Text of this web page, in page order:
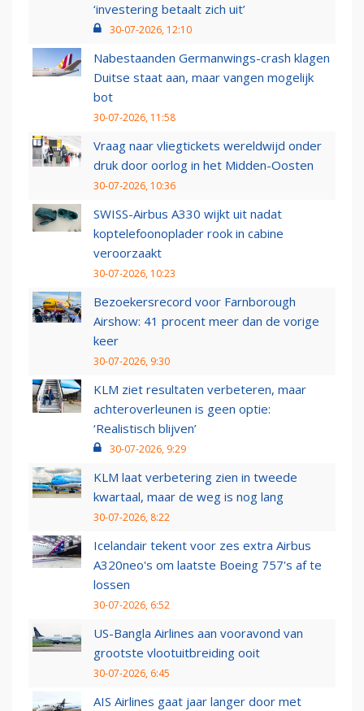
‘investering betaalt zich uit’
30-07-2026, 12:10
Nabestaanden Germanwings-crash klagen
Duitse staat aan, maar vangen mogelijk
bot
30-07-2026, 11:58
Vraag naar vliegtickets wereldwijd onder
druk door oorlog in het Midden-Oosten
30-07-2026, 10:36
SWISS-Airbus A330 wijkt uit nadat
koptelefoonoplader rook in cabine
veroorzaakt
30-07-2026, 10:23
Bezoekersrecord voor Farnborough
Airshow: 41 procent meer dan de vorige
keer
30-07-2026, 9:30
KLM ziet resultaten verbeteren, maar
achteroverleunen is geen optie:
‘Realistisch blijven’
30-07-2026, 9:29
KLM laat verbetering zien in tweede
kwartaal, maar de weg is nog lang
30-07-2026, 8:22
Icelandair tekent voor zes extra Airbus
A320neo's om laatste Boeing 757's af te
lossen
30-07-2026, 6:52
US-Bangla Airlines aan vooravond van
grootste vlootuitbreiding ooit
30-07-2026, 6:45
AIS Airlines gaat jaar langer door met